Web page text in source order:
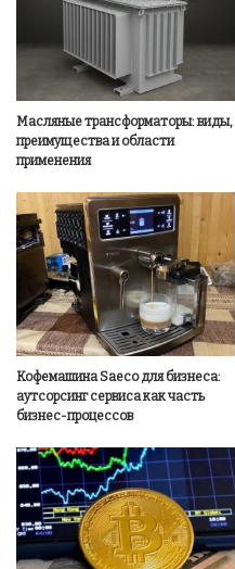
Масляные трансформаторы: виды,
преимущества и области
применения
Кофемашина Saeco для бизнеса:
аутсорсинг сервиса как часть
бизнес-процессов